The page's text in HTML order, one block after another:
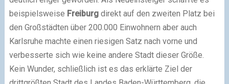
beispielsweise Freiburgdirekt auf den zweiten Platz bei
den Großstädten über 200.000 Einwohnern aber auch
Karlsruhe machte einen riesigen Satz nach vorne und
verbesserte sich wie keine andere Stadt dieser Größe.
Kein Wunder, schließlich ist es das erklärte Ziel der